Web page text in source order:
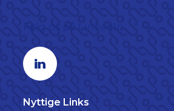
Linkedin profil
Nyttige Links